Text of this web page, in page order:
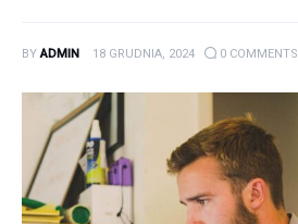
Porady
BY ADMIN 18 GRUDNIA, 2024 0 COMMENTS